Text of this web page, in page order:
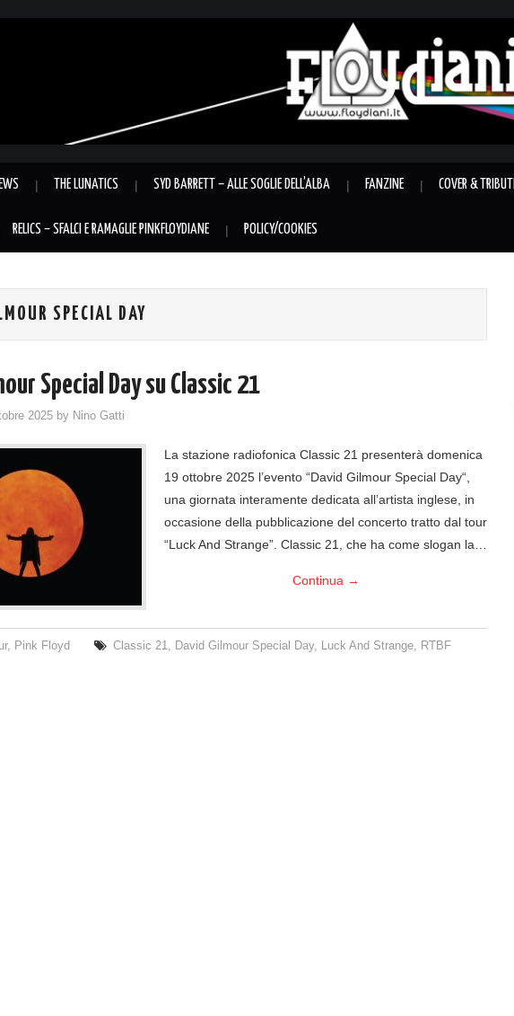
THE LUNATICS SYD BARRETT – ALLE SOGLIE DELL’ALBA FANZINE COVER & TRIBUTI
RELICS – SFALCI E RAMAGLIE PINKFLOYDIANE POLICY/COOKIES
SPECIAL DAY
Special Day su Classic 21
2025 by Nino Gatti
La stazione radiofonica Classic 21 presenterà domenica
19 ottobre 2025 l’evento “David Gilmour Special Day“,
una giornata interamente dedicata all’artista inglese, in
occasione della pubblicazione del concerto tratto dal tour
“Luck And Strange”. Classic 21, che ha come slogan la…
Continua →
, Pink Floyd Classic 21 David Gilmour Special Day, Luck And Strange RTBF